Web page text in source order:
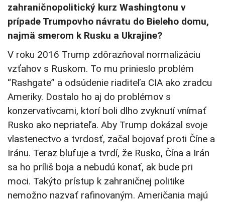
zahraničnopolitický kurz Washingtonu v
prípade Trumpovho návratu do Bieleho domu,
najmä smerom k Rusku a Ukrajine?
V roku 2016 Trump zdôrazňoval normalizáciu
vzťahov s Ruskom. To mu prinieslo problém
“Rashgate” a odsúdenie riaditeľa CIA ako zradcu
Ameriky. Dostalo ho aj do problémov s
konzervatívcami, ktorí boli dlho zvyknutí vnímať
Rusko ako nepriateľa. Aby Trump dokázal svoje
vlastenectvo a tvrdosť, začal bojovať proti Číne a
Iránu. Teraz blufuje a tvrdí, že Rusko, Čína a Irán
sa ho príliš boja a nebudú konať, ak bude pri
moci. Takýto prístup k zahraničnej politike
nemožno nazvať rafinovaným. Američania majú